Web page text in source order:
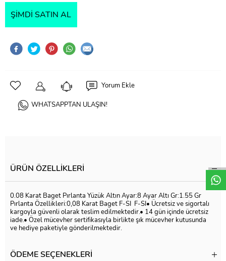
ŞIMDI SATIN AL
Yorum Ekle
WHATSAPPTAN ULAŞIN!
ÜRÜN ÖZELLIKLERI
0.08 Karat Baget Pırlanta Yüzük Altın Ayar:8 Ayar Altı Gr:1.55 Gr
Pırlanta Özellikleri:0,08 Karat Baget F-SI F-SI• Ücretsiz ve sigortalı
kargoyla güvenli olarak teslim edilmektedir.• 14 gün içinde ücretsiz
iade.• Özel mücevher sertifikasıyla birlikte şık mücevher kutusunda
ve hediye paketiyle gönderilmektedir.
ÖDEME SEÇENEKLERI